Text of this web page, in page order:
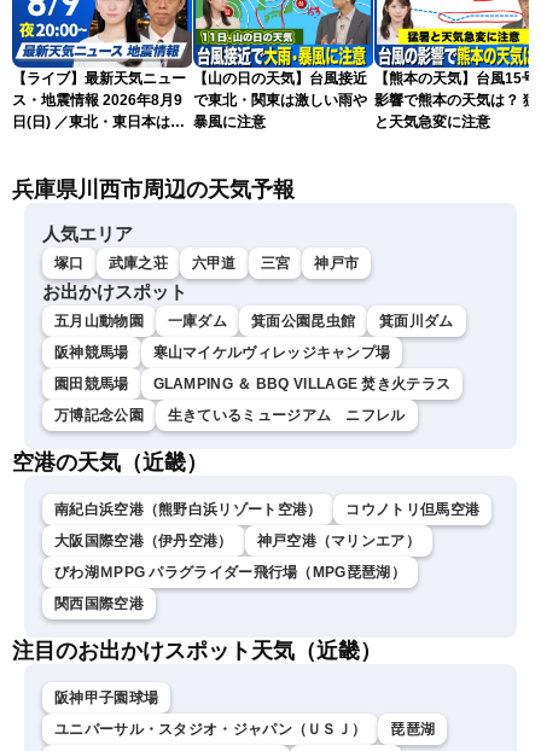
【ライブ】最新天気ニュー
ス・地震情報 2026年8月9
日(日) ／東北・東日本は急
衣／芳野達郎〉
【山の日の天気】台風接近
で東北・関東は激しい雨や
暴風に注意
【熊本の天気】台風15号
影響で熊本の天気は？ 猛
と天気急変に注意
兵庫県川西市周辺の天気予報
人気エリア
塚口 武庫之荘 六甲道 三宮 神戸市
お出かけスポット
五月山動物園 一庫ダム 箕面公園昆虫館
箕面川ダム
阪神競馬場
寒山マイケルヴィレッジキャンプ場
園田競馬場
GLAMPING ＆ BBQ VILLAGE 焚き火テラス
万博記念公園
生きているミュージアム ニフレル
空港の天気（近畿）
南紀白浜空港（熊野白浜リゾート空港）
コウノトリ但馬空港
大阪国際空港（伊丹空港）
神戸空港（マリンエア）
びわ湖ＭPPG パラグライダー飛行場（MPG琵琶湖）
関西国際空港
注目のお出かけスポット天気（近畿）
阪神甲子園球場
ユニバーサル・スタジオ・ジャパン（ＵＳＪ）
琵琶湖